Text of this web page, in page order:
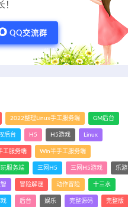
！
QQ交流群
2022整理Linux手工服务端 GM后台
后台 H5 H5游戏 Linux
工服务端 Win半手工服务端
服务端 三网H5 三网H5游戏 乐游
冒险解谜 动作冒险 十三水
后台 娱乐 完整源码 完整版